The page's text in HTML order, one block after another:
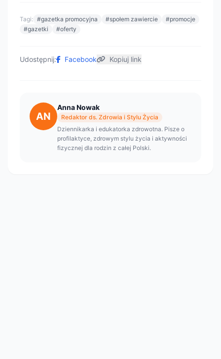
Tagi: #gazetka promocyjna #społem zawiercie
#promocje
#gazetki
#oferty
Udostępnij: Facebook Kopiuj link
AN
Anna Nowak
Redaktor ds. Zdrowia i Stylu Życia
Dziennikarka i edukatorka zdrowotna. Pisze o
profilaktyce, zdrowym stylu życia i aktywności
fizycznej dla rodzin z całej Polski.